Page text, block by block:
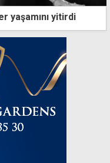
yaşamını yitirdi